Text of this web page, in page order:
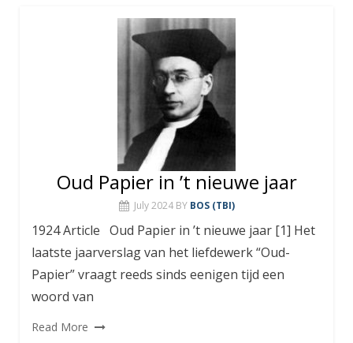
Oud Papier in ’t nieuwe jaar
July 2024 BY BOS (TBI)
1924 Article Oud Papier in ’t nieuwe jaar [1] Het
laatste jaarverslag van het liefdewerk “Oud-
Papier” vraagt reeds sinds eenigen tijd een
woord van
Read More